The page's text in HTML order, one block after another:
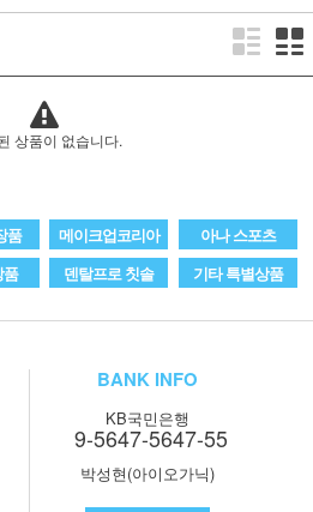
상품이 없습니다.
품 메이크업코리아
아나 스포츠
품 덴탈프로 칫솔 기타 특별상품
BANK INFO
KB국민은행
9-5647-5647-55
박성현(아이오가닉)